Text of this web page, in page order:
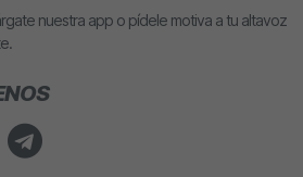
nuestra app o pídele motiva a tu altavoz